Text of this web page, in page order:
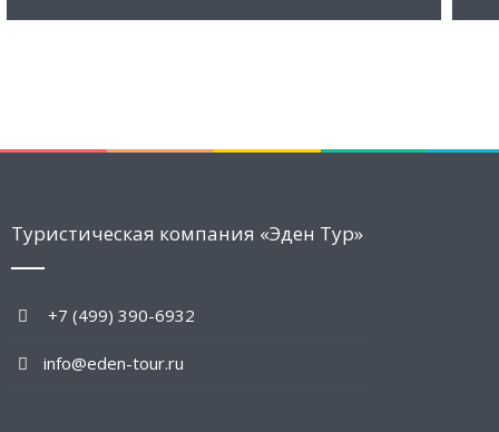
Туристическая компания «Эден Тур»
+7 (499) 390-6932
info@eden-tour.ru